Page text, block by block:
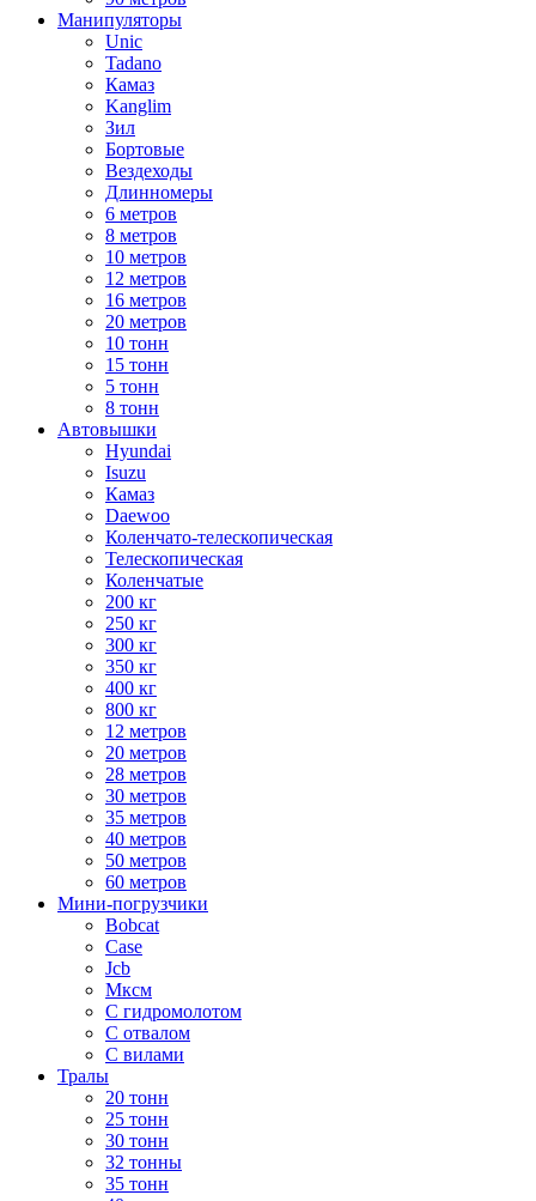
Манипуляторы
Unic
Tadano
Камаз
Kanglim
Зил
Бортовые
Вездеходы
Длинномеры
6 метров
8 метров
10 метров
12 метров
16 метров
20 метров
10 тонн
15 тонн
5 тонн
8 тонн
Автовышки
Hyundai
Isuzu
Камаз
Daewoo
Коленчато-телескопическая
Телескопическая
Коленчатые
200 кг
250 кг
300 кг
350 кг
400 кг
800 кг
12 метров
20 метров
28 метров
30 метров
35 метров
40 метров
50 метров
60 метров
Мини-погрузчики
Bobcat
Case
Jcb
Мксм
С гидромолотом
С отвалом
С вилами
Тралы
20 тонн
25 тонн
30 тонн
32 тонны
35 тонн